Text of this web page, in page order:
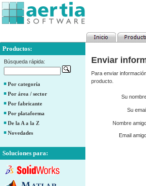
Productos:
Búsqueda rápida:
Por categoría
Por área / sector
Por fabricante
Por plataforma
De la A a la Z
Novedades
Soluciones para:
Enviar
Para enviar
producto.
Su
Su
Nombre
Email